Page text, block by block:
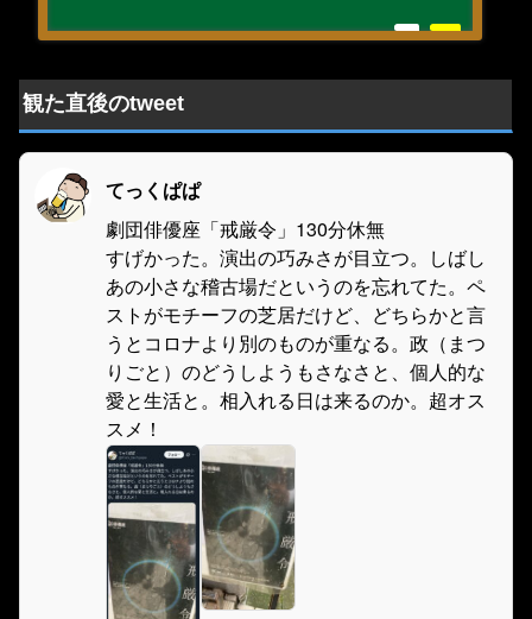
観た直後のtweet
てっくぱぱ
劇団俳優座「戒厳令」130分休無
すげかった。演出の巧みさが目立つ。しばし
あの小さな稽古場だというのを忘れてた。ペ
ストがモチーフの芝居だけど、どちらかと言
うとコロナより別のものが重なる。政（まつ
りごと）のどうしようもさなさと、個人的な
愛と生活と。相入れる日は来るのか。超オス
スメ！